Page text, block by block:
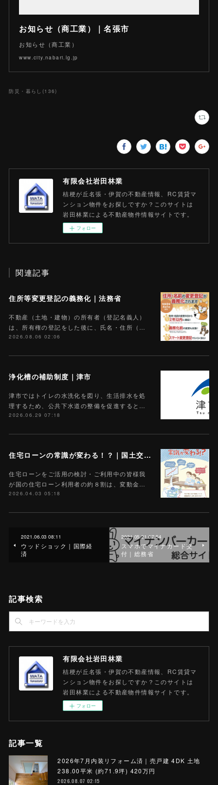
お知らせ（商工業）｜名張市
お知らせ（商工業）
www.city.nabari.lg.jp
防災・暮らし (136)
有限会社岩田林業
桔梗が丘名張・伊賀の不動産情報、RC賃貸マ
ンション物件をお探しですか？このサイトは
岩田林業による不動産物件情報サイトです。
フォロー
関連記事
住所等変更登記の義務化｜法務省
不動産（土地・建物）の所有者（登記名義人）
は、所有権の登記をした後に、氏名・住所（…
2026.08.06 02:06
浄化槽の補助制度｜津市
津市ではトイレの水洗化を図り、生活排水を処
理するため、公共下水道の整備を促進すると…
2026.06.29 07:18
住宅ローンの常識が変わる！？｜国土交通省
住宅ローンをご活用の検討・ご利用中の皆様我
が国の住宅ローン利用者の約８割は、変動金…
2026.04.03 05:18
2021.06.03 08:11
ウッドショック｜国際経
済
2021.05.21 07:54
スマホでマイナカード交
付｜総務省
記事検索
有限会社岩田林業
桔梗が丘名張・伊賀の不動産情報、RC賃貸マ
ンション物件をお探しですか？このサイトは
岩田林業による不動産物件情報サイトです。
フォロー
記事一覧
2026年7月内装リフォーム済｜売戸建 4DK 土地
238.00平米 (約71.9坪) 420万円
2026.08.07 02:15